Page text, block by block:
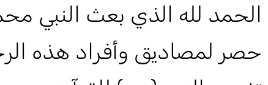
الحمد لله الذي بعث النبي
حصر لمصاديق وأفراد هذه